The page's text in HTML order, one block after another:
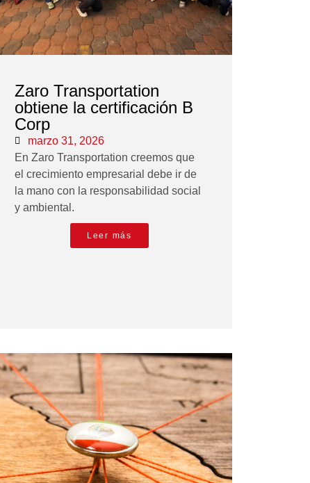
Zaro Transportation
obtiene la certificación B
Corp
marzo 31, 2026
En Zaro Transportation creemos que
el crecimiento empresarial debe ir de
la mano con la responsabilidad social
y ambiental.
Leer más